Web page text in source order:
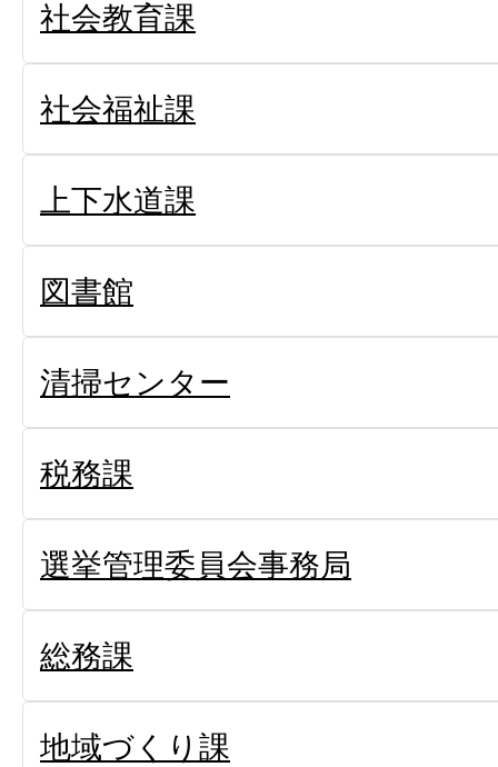
社会教育課
社会福祉課
上下水道課
図書館
清掃センター
税務課
選挙管理委員会事務局
総務課
地域づくり課